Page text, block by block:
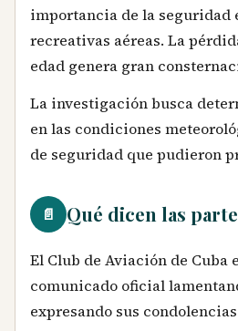
importancia de la seguridad
recreativas aéreas. La
edad genera gran
La investigación busca
en las condiciones
de seguridad que pudieron
📄 Qué dicen las
El Club de Aviación de Cuba
comunicado oficial
expresando sus